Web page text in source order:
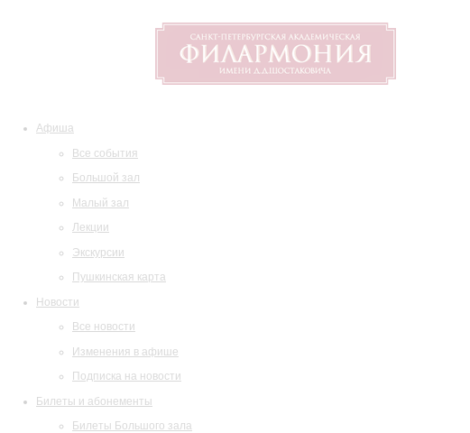
Афиша
Все события
Большой зал
Малый зал
Лекции
Экскурсии
Пушкинская карта
Новости
Все новости
Изменения в афише
Подписка на новости
Билеты и абонементы
Билеты Большого зала